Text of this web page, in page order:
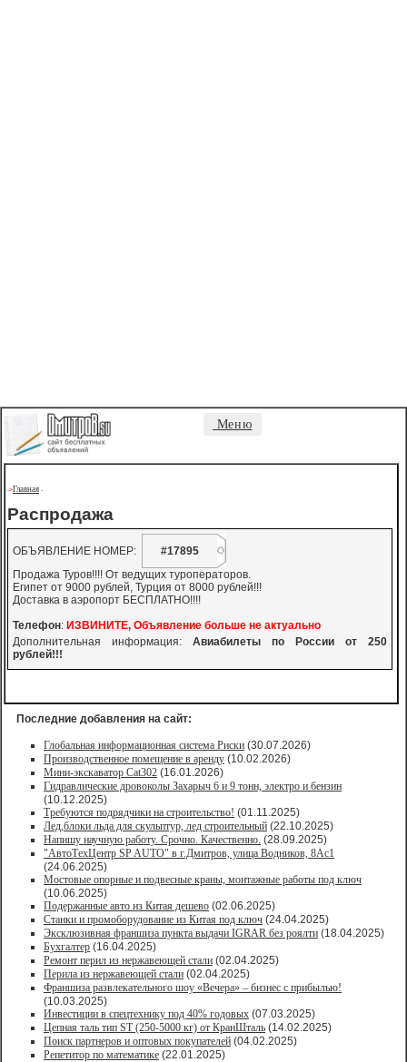
Меню
->Главная -
Распродажа
ОБЪЯВЛЕНИЕ НОМЕР:
#17895
Продажа Туров!!!! От ведущих туроператоров.
Египет от 9000 рублей, Турция от 8000 рублей!!!
Доставка в аэропорт БЕСПЛАТНО!!!!
Телефон: ИЗВИНИТЕ, Объявление больше не актуально
Дополнительная информация: Авиабилеты по России от 250
рублей!!!
Последние добавления на сайт:
Глобальная информационная система Риски (30.07.2026)
Производственное помещение в аренду (10.02.2026)
Мини-экскаватор Cat302 (16.01.2026)
Гидравлические дровоколы Захарыч 6 и 9 тонн, электро и бензин
(10.12.2025)
Требуются подрядчики на строительство! (01.11.2025)
Лед,блоки льда для скульптур, лед строительный (22.10.2025)
Напишу научную работу. Срочно. Качественно. (28.09.2025)
"АвтоТехЦентр SP AUTO" в г.Дмитров, улица Водников, 8Ас1
(24.06.2025)
Мостовые опорные и подвесные краны, монтажные работы под ключ
(10.06.2025)
Подержанные авто из Китая дешево (02.06.2025)
Станки и промоборудование из Китая под ключ (24.04.2025)
Эксклюзивная франшиза пункта выдачи IGRAR без роялти (18.04.2025)
Бухгалтер (16.04.2025)
Ремонт перил из нержавеющей стали (02.04.2025)
Перила из нержавеющей стали (02.04.2025)
Франшиза развлекательного шоу «Вечера» – бизнес с прибылью!
(10.03.2025)
Инвестиции в спецтехнику под 40% годовых (07.03.2025)
Цепная таль тип ST (250-5000 кг) от КранШталь (14.02.2025)
Поиск партнеров и оптовых покупателей (04.02.2025)
Репетитор по математике (22.01.2025)